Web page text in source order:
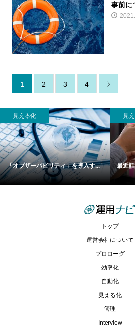
事前に
1 2 3 4 
見える化
「オブザーバビリティ」を導入す...
見
最近
トップ
運営会社について
プロローグ
効率化
自動化
見える化
管理
Interview